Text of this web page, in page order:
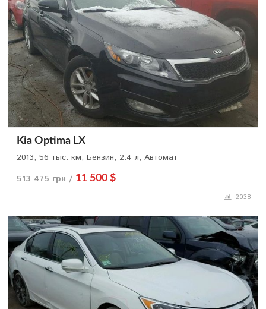
Kia Optima LX
2013, 56 тыс. км, Бензин, 2.4 л, Автомат
513 475 грн / 11 500 $
2038